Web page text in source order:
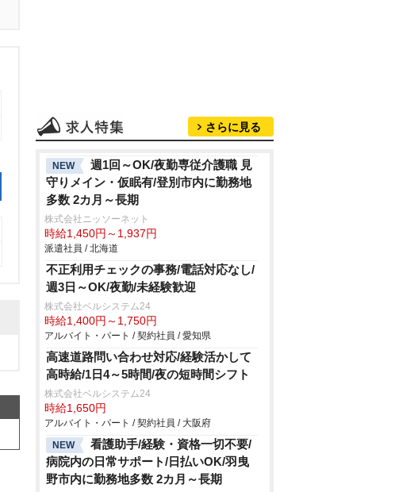
さらに見る
NEW
週1回～OK/夜勤専従介護職 見
守りメイン・仮眠有/登別市内に勤務地
多数 2カ月～長期
株式会社ニッソーネット
時給1,450円～1,937円
派遣社員 / 北海道
不正利用チェックの事務/電話対応なし/
週3日～OK/夜勤/未経験歓迎
株式会社ベルシステム24
時給1,400円～1,750円
アルバイト・パート / 契約社員 / 愛知県
高速道路問い合わせ対応/経験活かして
高時給/1日4～5時間/夜の短時間シフト
株式会社ベルシステム24
時給1,650円
アルバイト・パート / 契約社員 / 大阪府
NEW
看護助手/経験・資格一切不要/
病院内の日常サポート/日払いOK/羽曳
野市内に勤務地多数 2カ月～長期